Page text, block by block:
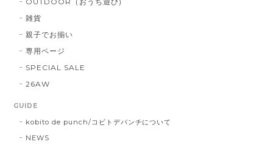
雑貨
親子でお揃い
専用ページ
SPECIAL SALE
26AW
GUIDE
kobito de punch/コビトデパンチについて
NEWS